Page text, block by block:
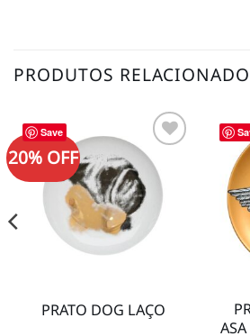
PRODUTOS
Save
20% OFF
Adicionar
à lista de
desejos
PRATO DOG LAÇO